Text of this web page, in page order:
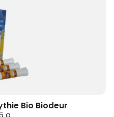
Bio Biodeur